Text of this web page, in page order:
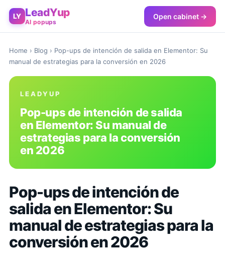
LY LeadYup
AI popups
Open cabinet →
Home › Blog › Pop-ups de intención de salida en Elementor: Su
manual de estrategias para la conversión en 2026
LEADYUP
Pop-ups de intención de salida
en Elementor: Su manual de
estrategias para la conversión
en 2026
Pop-ups de intención de
salida en Elementor: Su
manual de estrategias para la
conversión en 2026